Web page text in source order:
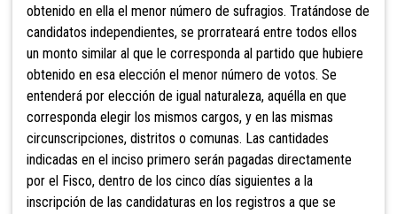
obtenido en ella el menor número de sufragios. Tratándose de
candidatos independientes, se prorrateará entre todos ellos
un monto similar al que le corresponda al partido que hubiere
obtenido en esa elección el menor número de votos. Se
entenderá por elección de igual naturaleza, aquélla en que
corresponda elegir los mismos cargos, y en las mismas
circunscripciones, distritos o comunas. Las cantidades
indicadas en el inciso primero serán pagadas directamente
por el Fisco, dentro de los cinco días siguientes a la
inscripción de las candidaturas en los registros a que se